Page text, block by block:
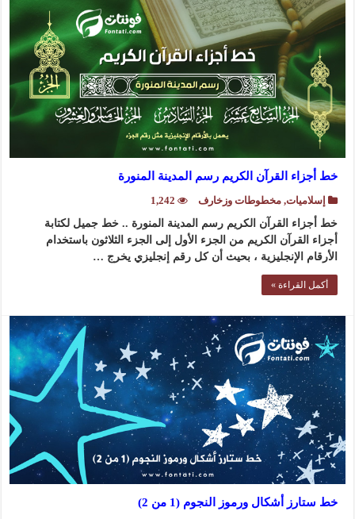
خط أجزاء القرآن الكريم رسم المدينة المنورة
إسلاميات,مخطوطات وزخارف
1,242
خط أجزاء القرآن الكريم رسم المدينة المنورة .. خط جميل لكتابة
أجزاء القرآن الكريم من الجزء الأول إلى الجزء الثلاثون باستخدام
الأرقام الإنجليزية ، بحيث أن كل رقم إنجليزي يخرج …
أكمل القراءة »
خط ستارز أشكال ورموز النجوم (1 من 2)